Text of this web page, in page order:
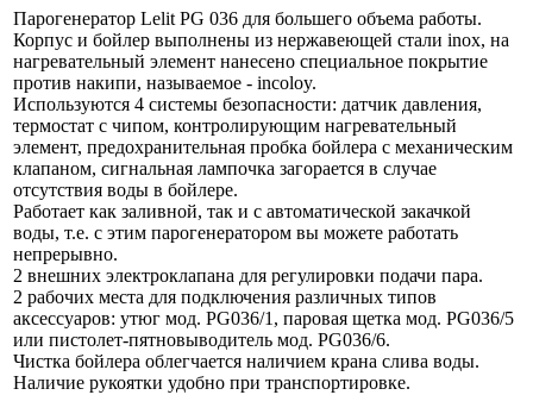
Парогенератор Lelit PG 036 для большего объема работы.
Корпус и бойлер выполнены из нержавеющей стали inox, на
нагревательный элемент нанесено специальное покрытие
против накипи, называемое - incoloy.
Используются 4 системы безопасности: датчик давления,
термостат с чипом, контролирующим нагревательный
элемент, предохранительная пробка бойлера с механическим
клапаном, сигнальная лампочка загорается в случае
отсутствия воды в бойлере.
Работает как заливной, так и с автоматической закачкой
воды, т.е. с этим парогенератором вы можете работать
непрерывно.
2 внешних электроклапана для регулировки подачи пара.
2 рабочих места для подключения различных типов
аксессуаров: утюг мод. PG036/1, паровая щетка мод. PG036/5
или пистолет-пятновыводитель мод. PG036/6.
Чистка бойлера облегчается наличием крана слива воды.
Наличие рукоятки удобно при транспортировке.